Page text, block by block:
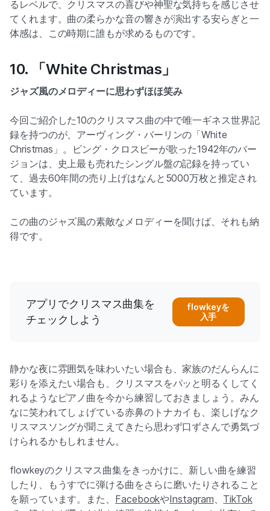
るレベルで、クリスマスの喜びや神聖な気持ちを感じさせ
てくれます。曲の柔らかな音の響きが演出する安らぎと一
体感は、この時期に誰もが求めるものです。
10. 「White Christmas」
ジャズ風のメロディーに思わずほほ笑み
今回ご紹介した10のクリスマス曲の中で唯一ギネス世界記
録を持つのが、アーヴィング・バーリンの「White
Christmas」。ビング・クロスビーが歌った1942年のバー
ジョンは、史上最も売れたシングル盤の記録を持ってい
て、過去60年間の売り上げはなんと5000万枚と推定され
ています。
この曲のジャズ風の素敵なメロディーを聞けば、それも納
得です。
アプリでクリスマス曲集を
チェックしよう
flowkeyを
入手
静かな夜に雰囲気を味わいたい場合も、家族のだんらんに
彩りを添えたい場合も、クリスマスをパッと明るくしてく
れるようなピアノ曲を今から練習しておきましょう。みん
なに笑われてしょげている赤鼻のトナカイも、楽しげなク
リスマスソングが聞こえてきたら思わず口ずさんで勇気づ
けられるかもしれません。
flowkeyのクリスマス曲集をきっかけに、新しい曲を練習
したり、もうすでに弾ける曲をさらに磨いたりされること
を願っています。また、 FacebookやInstagram、 TikTok